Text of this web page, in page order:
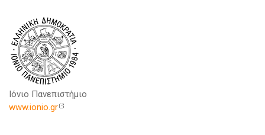
Ιόνιο Πανεπιστήμιο
www.ionio.gr